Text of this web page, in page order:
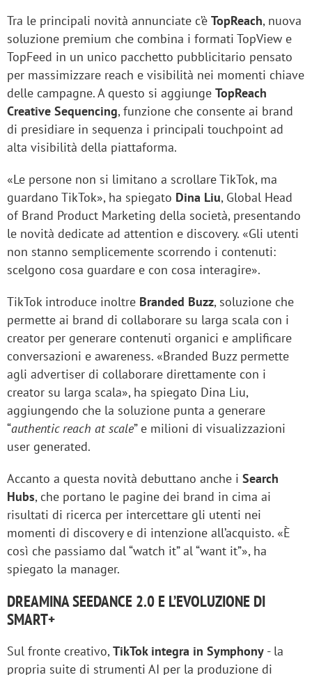
Tra le principali novità annunciate c’è TopReach, nuova
soluzione premium che combina i formati TopView e
TopFeed in un unico pacchetto pubblicitario pensato
per massimizzare reach e visibilità nei momenti chiave
delle campagne. A questo si aggiunge TopReach
Creative Sequencing, funzione che consente ai brand
di presidiare in sequenza i principali touchpoint ad
alta visibilità della piattaforma.
«Le persone non si limitano a scrollare TikTok, ma
guardano TikTok», ha spiegato Dina Liu, Global Head
of Brand Product Marketing della società, presentando
le novità dedicate ad attention e discovery. «Gli utenti
non stanno semplicemente scorrendo i contenuti:
scelgono cosa guardare e con cosa interagire».
TikTok introduce inoltre Branded Buzz, soluzione che
permette ai brand di collaborare su larga scala con i
creator per generare contenuti organici e amplificare
conversazioni e awareness. «Branded Buzz permette
agli advertiser di collaborare direttamente con i
creator su larga scala», ha spiegato Dina Liu,
aggiungendo che la soluzione punta a generare
“authentic reach at scale” e milioni di visualizzazioni
user generated.
Accanto a questa novità debuttano anche i Search
Hubs, che portano le pagine dei brand in cima ai
risultati di ricerca per intercettare gli utenti nei
momenti di discovery e di intenzione all’acquisto. «È
così che passiamo dal “watch it” al “want it”», ha
spiegato la manager.
DREAMINA SEEDANCE 2.0 E L’EVOLUZIONE DI
SMART+
Sul fronte creativo,TikTok integra in Symphony - la
propria suite di strumenti AI per la produzione di